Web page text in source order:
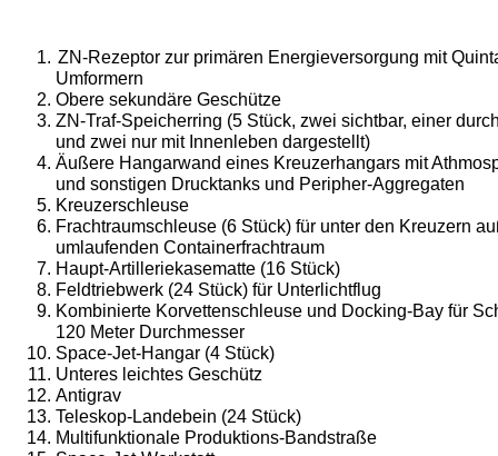
ZN-Rezeptor zur primären Energieversorgung mit
Umformern
Obere sekundäre Geschütze
ZN-Traf-Speicherring (5 Stück, zwei sichtbar, einer
und zwei nur mit Innenleben dargestellt)
Äußere Hangarwand eines Kreuzerhangars mit
und sonstigen Drucktanks und Peripher-Aggregaten
Kreuzerschleuse
Frachtraumschleuse (6 Stück) für unter den Kreuzern
umlaufenden Containerfrachtraum
Haupt-Artilleriekasematte (16 Stück)
Feldtriebwerk (24 Stück) für Unterlichtflug
Kombinierte Korvettenschleuse und Docking-Bay für
120 Meter Durchmesser
Space-Jet-Hangar (4 Stück)
Unteres leichtes Geschütz
Antigrav
Teleskop-Landebein (24 Stück)
Multifunktionale Produktions-Bandstraße